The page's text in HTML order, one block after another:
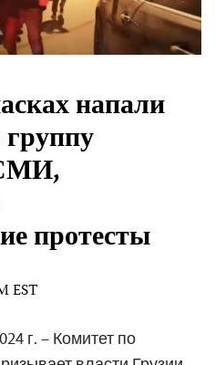
напали
протесты
EST
г. – Комитет по